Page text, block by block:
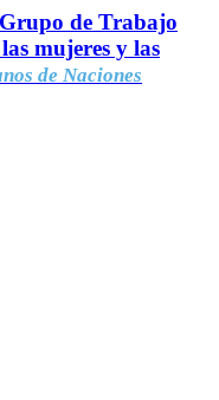
de Trabajo
mujeres y las
de Naciones